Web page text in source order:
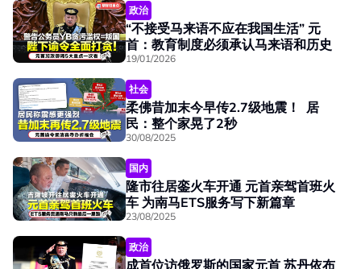
政治
“不接受马来语不应在我国生活” 元
首：教育制度必须承认马来语和历史
19/01/2026
社会
柔佛昔加末今早传2.7级地震！ 居
民：整个家晃了2秒
30/08/2025
国内
隆市往居銮火车开通 元首亲驾首班火
车 为南马ETS服务写下新篇章
23/08/2025
政治
成首位访俄罗斯的国家元首 苏丹依布